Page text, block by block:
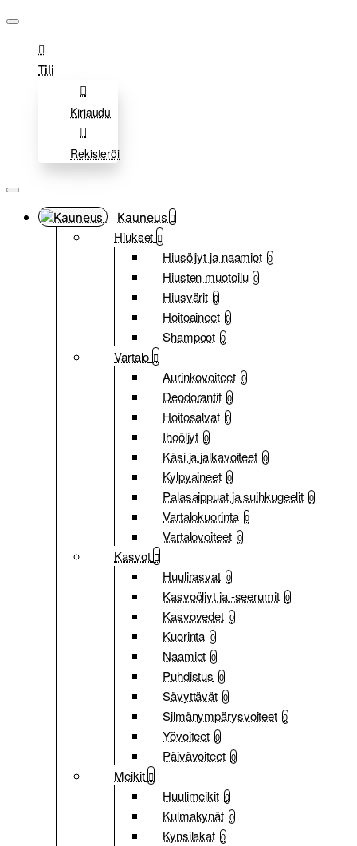
Tili
Kirjaudu
Rekisteröi
Kauneus
Hiukset
Hiusöljyt ja naamiot 0
Hiusten muotoilu 0
Hiusvärit 0
Hoitoaineet 0
Shampoot 0
Vartalo
Aurinkovoiteet 0
Deodorantit 0
Hoitosalvat 0
Ihoöljyt 0
Käsi ja jalkavoiteet 0
Kylpyaineet 0
Palasaippuat ja suihkugeelit 0
Vartalokuorinta 0
Vartalovoiteet 0
Kasvot
Huulirasvat 0
Kasvoöljyt ja -seerumit 0
Kasvovedet 0
Kuorinta 0
Naamiot 0
Puhdistus 0
Sävyttävät 0
Silmänympärysvoiteet 0
Yövoiteet 0
Päivävoiteet 0
Meikit
Huulimeikit 0
Kulmakynät 0
Kynsilakat 0